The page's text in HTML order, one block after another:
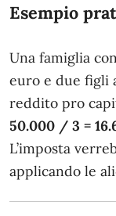
Esempio
Una famiglia
euro e due figli
reddito pro
50.000 / 3 =
L’imposta
applicando le